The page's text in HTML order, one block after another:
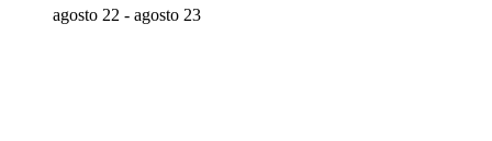
agosto 22 - agosto 23